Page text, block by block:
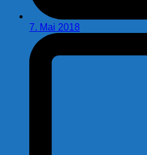
7. Mai 2018